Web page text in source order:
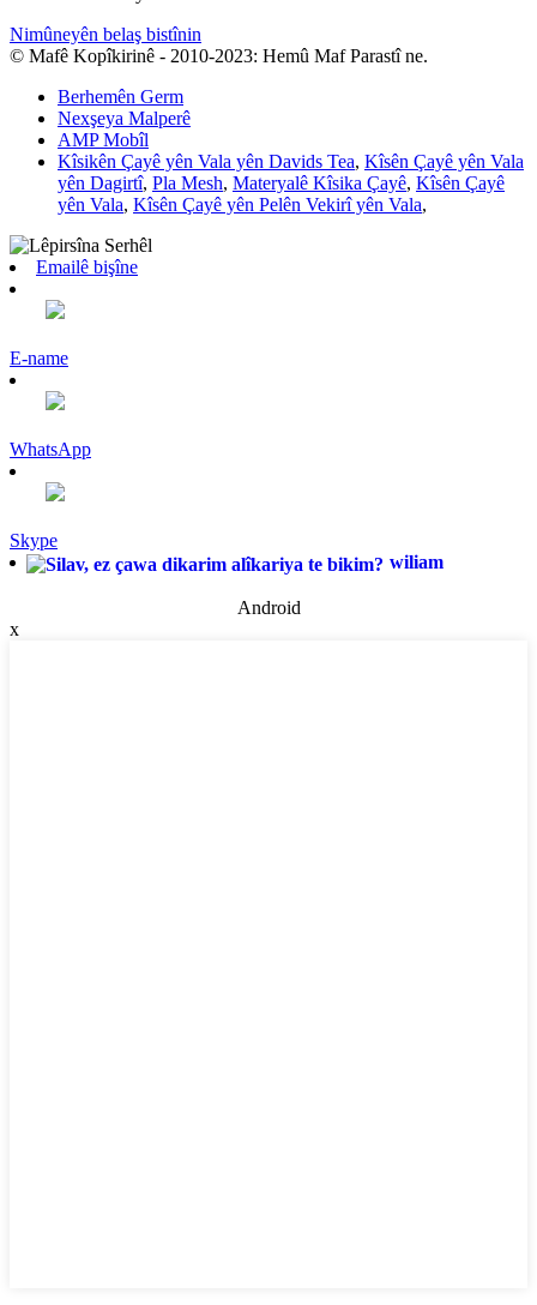
Nimûneyên belaş bistînin
© Mafê Kopîkirinê - 2010-2023: Hemû Maf Parastî ne.
Berhemên Germ
Nexşeya Malperê
AMP Mobîl
Kîsikên Çayê yên Vala yên Davids Tea, Kîsên Çayê yên Vala
yên Dagirtî, Pla Mesh, Materyalê Kîsika Çayê, Kîsên Çayê
yên Vala, Kîsên Çayê yên Pelên Vekirî yên Vala,
Emailê bişîne
E-name
WhatsApp
Skype
wiliam
Android
x